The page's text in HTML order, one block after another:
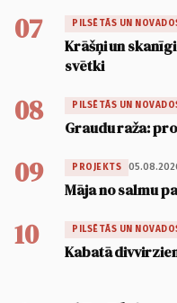
07 PILSĒTĀS UN
Krāšņi un
svētki
08 PILSĒTĀS UN
Graudu raža:
09 PROJEKTS
Māja no salmu
10 PILSĒTĀS UN
Kabatā